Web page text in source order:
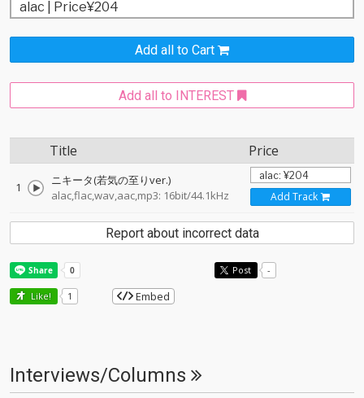
Add all to Cart
Add all to INTEREST
Title Price
1
ニキータ(若気の至りver.)
alac,flac,wav,aac,mp3: 16bit/44.1kHz
Add Track
Report about incorrect data
Post -
Like! 1 Embed
Interviews/Columns